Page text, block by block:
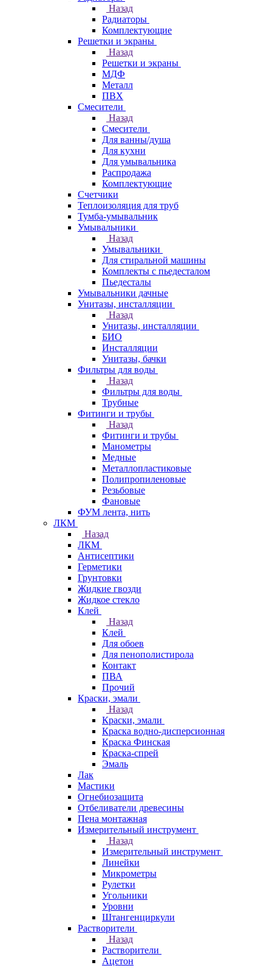
Назад
Радиаторы
Комплектующие
Решетки и экраны
Назад
Решетки и экраны
МДФ
Металл
ПВХ
Смесители
Назад
Смесители
Для ванны/душа
Для кухни
Для умывальника
Распродажа
Комплектующие
Счетчики
Теплоизоляция для труб
Тумба-умывальник
Умывальники
Назад
Умывальники
Для стиральной машины
Комплекты с пьедесталом
Пьедесталы
Умывальники дачные
Унитазы, инсталляции
Назад
Унитазы, инсталляции
БИО
Инсталляции
Унитазы, бачки
Фильтры для воды
Назад
Фильтры для воды
Трубные
Фитинги и трубы
Назад
Фитинги и трубы
Манометры
Медные
Металлопластиковые
Полипропиленовые
Резьбовые
Фановые
ФУМ лента, нить
ЛКМ
Назад
ЛКМ
Антисептики
Герметики
Грунтовки
Жидкие гвозди
Жидкое стекло
Клей
Назад
Клей
Для обоев
Для пенополистирола
Контакт
ПВА
Прочий
Краски, эмали
Назад
Краски, эмали
Краска водно-дисперсионная
Краска Финская
Краска-спрей
Эмаль
Лак
Мастики
Огнебиозащита
Отбеливатели древесины
Пена монтажная
Измерительный инструмент
Назад
Измерительный инструмент
Линейки
Микрометры
Рулетки
Угольники
Уровни
Штангенциркули
Растворители
Назад
Растворители
Ацетон